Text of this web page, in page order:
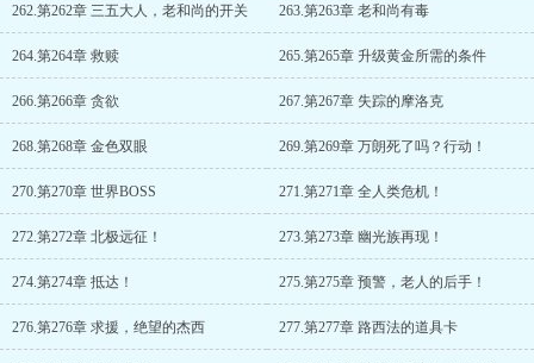
262.第262章 三五大人，老和尚的开关 263.第263章 老和尚有毒
264.第264章 救赎 265.第265章 升级黄金所需的条件
266.第266章 贪欲 267.第267章 失踪的摩洛克
268.第268章 金色双眼 269.第269章 万朗死了吗？行动！
270.第270章 世界BOSS 271.第271章 全人类危机！
272.第272章 北极远征！ 273.第273章 幽光族再现！
274.第274章 抵达！ 275.第275章 预警，老人的后手！
276.第276章 求援，绝望的杰西 277.第277章 路西法的道具卡